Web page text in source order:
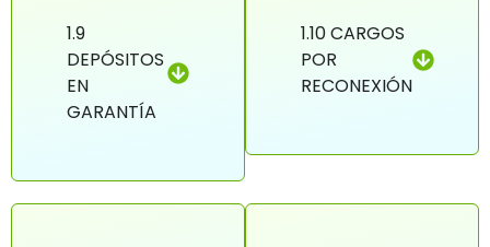
1.9
DEPÓSITOS
EN
GARANTÍA
1.10 CARGOS
POR
RECONEXIÓN